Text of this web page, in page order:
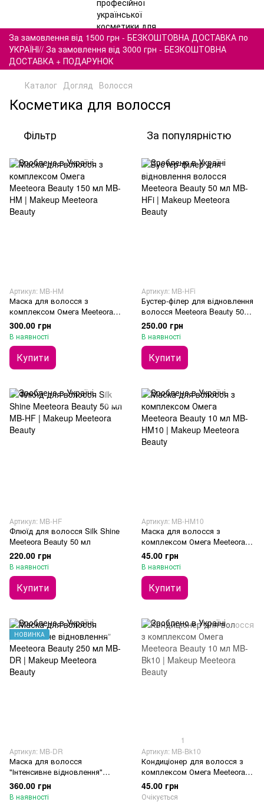
За замовлення від 1500 грн - БЕЗКОШТОВНА ДОСТАВКА по
УКРАЇНІ// За замовлення від 3000 грн - БЕЗКОШТОВНА
ДОСТАВКА + ПОДАРУНОК
Каталог Догляд Волосся
Косметика для волосся
Фільтр За популярністю
Артикул: MB-HM
Маска для волосся з
комплексом Омега Meeteora
Beauty 150 мл
300.00 грн
В наявності
Купити
Артикул: MB-HFi
Бустер-філер для відновлення
волосся Meeteora Beauty 50
мл
250.00 грн
В наявності
Купити
Артикул: MB-HF
Флюїд для волосся Silk Shine
Meeteora Beauty 50 мл
220.00 грн
В наявності
Купити
Артикул: MB-HM10
Маска для волосся з
комплексом Омега Meeteora
Beauty 10 мл
45.00 грн
В наявності
Купити
НОВИНКА
Артикул: MB-DR
Маска для волосся
"Інтенсивне відновлення"
Meeteora Beauty 250 мл
360.00 грн
В наявності
1
Артикул: MB-Bk10
Кондиціонер для волосся з
комплексом Омега Meeteora
Beauty 10 мл
45.00 грн
Очікується